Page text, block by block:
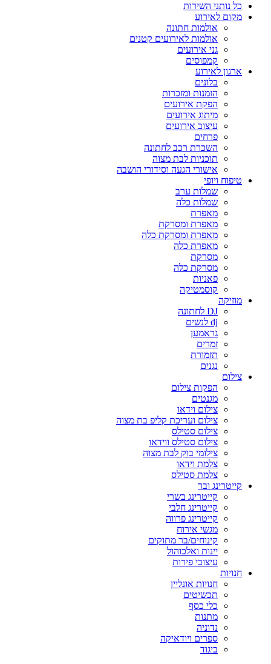
כל נותני השירות
מקום לאירוע
אולמות חתונה
אולמות לאירועים קטנים
גני אירועים
קמפוסים
ארגון לאירוע
בלונים
הזמנות ומזכרות
הפקת אירועים
מיתוג אירועים
עיצוב אירועים
פרחים
השכרת רכב לחתונה
תוכניות לבת מצוה
אישורי הגעה וסידורי הושבה
טיפוח ויופי
שמלות ערב
שמלות כלה
מאפרת
מאפרת ומסרקת
מאפרת ומסרקת כלה
מאפרת כלה
מסרקת
מסרקת כלה
פאניות
קוסמטיקה
מוזיקה
DJ לחתונה
dj לנשים
גראמען
זמרים
תזמורת
נגנים
צילום
הפקות צילום
מגנטים
צילום וידאו
צילום ועריכת קליפ בת מצוה
צילום סטילס
צילום סטילס ווידאו
צילומי בוק לבת מצוה
צלמת וידאו
צלמת סטילס
קייטרינג ובר
קייטרינג בשרי
קייטרינג חלבי
קייטרינג פרווה
מגשי אירוח
קינוחים/בר מתוקים
יינות ואלכוהול
עיצובי פירות
חנויות
חנויות אונליין
תכשיטים
כלי כסף
מתנות
נדוניה
ספרים ויודאיקה
ביגוד